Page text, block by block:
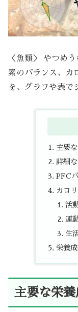
＜魚類＞ やつめ
素のバランス、カ
を、グラフや表で
主要
詳細
PFC
カロ
活
運
生
栄養
主要な栄